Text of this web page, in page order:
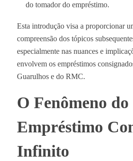
do tomador do empréstimo.
Esta introdução visa a proporcionar
compreensão dos tópicos
especialmente nas nuances e
envolvem os empréstimos
Guarulhos e do RMC.
O Fenômeno do
Empréstimo
Infinito